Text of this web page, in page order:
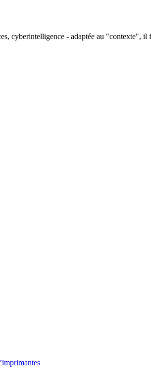
cyberintelligence - adaptée au "contexte",